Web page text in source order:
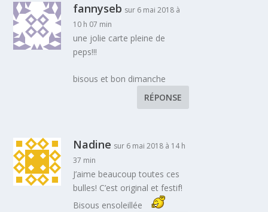
fannyseb sur 6 mai 2018 à
10 h 07 min
une jolie carte pleine de
peps!!!
bisous et bon dimanche
RÉPONSE
Nadine sur 6 mai 2018 à 14 h
37 min
J’aime beaucoup toutes ces
bulles! C’est original et festif!
Bisous ensoleillée